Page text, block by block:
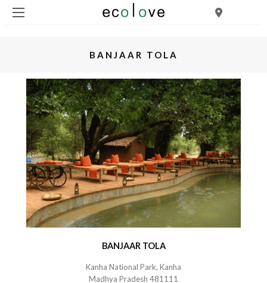
BANJAAR TOLA
BANJAAR TOLA
Kanha National Park, Kanha
Madhya Pradesh 481111